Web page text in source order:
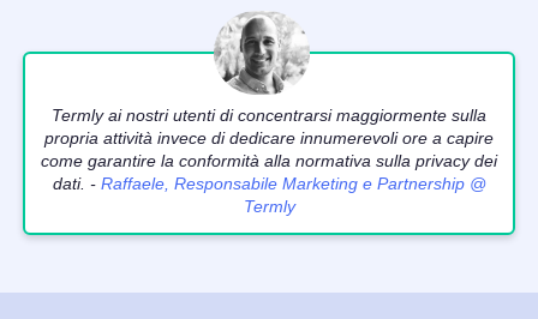
Termly ai nostri utenti di concentrarsi maggiormente sulla
propria attività invece di dedicare innumerevoli ore a capire
come garantire la conformità alla normativa sulla privacy dei
dati. - Raffaele, Responsabile Marketing e Partnership @
Termly